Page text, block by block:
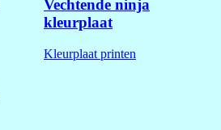
Vechtende ninja
kleurplaat
Kleurplaat printen